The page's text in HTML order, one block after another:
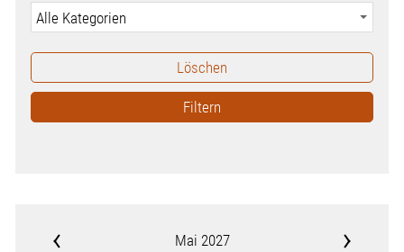
Löschen
Filtern
Mai 2027